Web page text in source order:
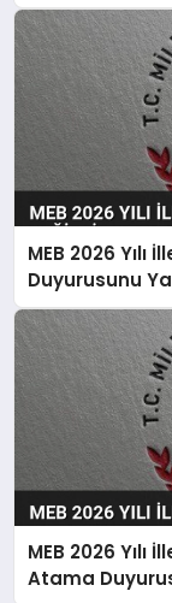
Denilecek
MEB 2026 Yılı
Duyurusunu
MEB 2026 Yılı
Atama